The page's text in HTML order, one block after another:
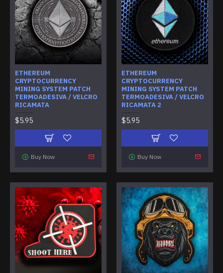
ETHEREUM
CRYPTOCURRENCY
MINING SYSTEM PATCH
TERMOADESIVA / VELCRO
RICAMATA
$5.95
Buy Now
ETHEREUM
CRYPTOCURRENCY
MINING SYSTEM PATCH
TERMOADESIVA / VELCRO
RICAMATA 2
$5.95
Buy Now